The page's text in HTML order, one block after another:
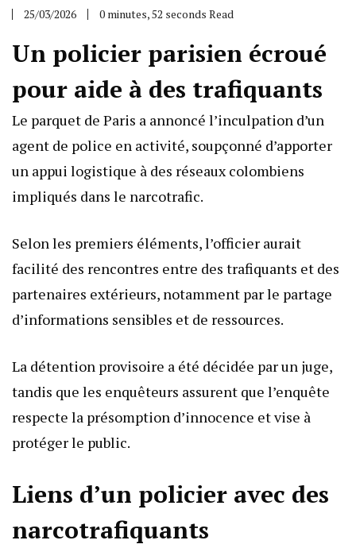
25/03/2026 0 minutes, 52 seconds Read
Un policier parisien écroué
pour aide à des trafiquants
Le parquet de Paris a annoncé l’inculpation d’un
agent de police en activité, soupçonné d’apporter
un appui logistique à des réseaux colombiens
impliqués dans le narcotrafic.
Selon les premiers éléments, l’officier aurait
facilité des rencontres entre des trafiquants et des
partenaires extérieurs, notamment par le partage
d’informations sensibles et de ressources.
La détention provisoire a été décidée par un juge,
tandis que les enquêteurs assurent que l’enquête
respecte la présomption d’innocence et vise à
protéger le public.
Liens d’un policier avec des
narcotrafiquants